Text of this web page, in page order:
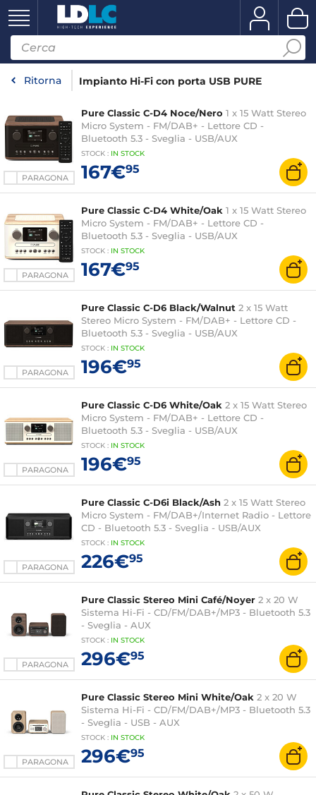
Ritorna Impianto Hi-Fi con porta USB PURE
PARAGONA
Pure Classic C-D4 Noce/Nero 1 x 15 Watt Stereo
Micro System - FM/DAB+ - Lettore CD -
Bluetooth 5.3 - Sveglia - USB/AUX
STOCK : IN STOCK
167€95
PARAGONA
Pure Classic C-D4 White/Oak 1 x 15 Watt Stereo
Micro System - FM/DAB+ - Lettore CD -
Bluetooth 5.3 - Sveglia - USB/AUX
STOCK : IN STOCK
167€95
PARAGONA
Pure Classic C-D6 Black/Walnut 2 x 15 Watt
Stereo Micro System - FM/DAB+ - Lettore CD -
Bluetooth 5.3 - Sveglia - USB/AUX
STOCK : IN STOCK
196€95
PARAGONA
Pure Classic C-D6 White/Oak 2 x 15 Watt Stereo
Micro System - FM/DAB+ - Lettore CD -
Bluetooth 5.3 - Sveglia - USB/AUX
STOCK : IN STOCK
196€95
PARAGONA
Pure Classic C-D6i Black/Ash 2 x 15 Watt Stereo
Micro System - FM/DAB+/Internet Radio - Lettore
CD - Bluetooth 5.3 - Sveglia - USB/AUX
STOCK : IN STOCK
226€95
PARAGONA
Pure Classic Stereo Mini Café/Noyer 2 x 20 W
Sistema Hi-Fi - CD/FM/DAB+/MP3 - Bluetooth 5.3
- Sveglia - AUX
STOCK : IN STOCK
296€95
PARAGONA
Pure Classic Stereo Mini White/Oak 2 x 20 W
Sistema Hi-Fi - CD/FM/DAB+/MP3 - Bluetooth 5.3
- Sveglia - USB - AUX
STOCK : IN STOCK
296€95